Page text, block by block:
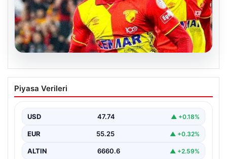
07.08.2026
Göztepe’de hareketlilik: Anthony
Dennis için Almanya’dan teklif
Süper Lig temsilcisi Göztepe'nin orta sahasında görev
Piyasa Verileri
USD 47.74 ▲ +0.18%
EUR 55.25 ▲ +0.32%
ALTIN 6660.6 ▲ +2.59%